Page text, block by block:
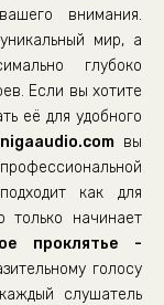
внимания.
мир, а
глубоко
Если вы хотите
её для удобного
вы
как для
только начинает
проклятье -
голосу
слушатель